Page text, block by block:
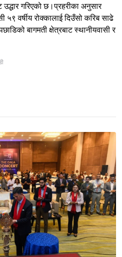
उद्धार गरिएको छ।प्रहरीका अनुसार
५९ वर्षीय रोक्कालाई दिउँसो करिब साढे
बागमती क्षेत्रबाट स्थानीयवासी र